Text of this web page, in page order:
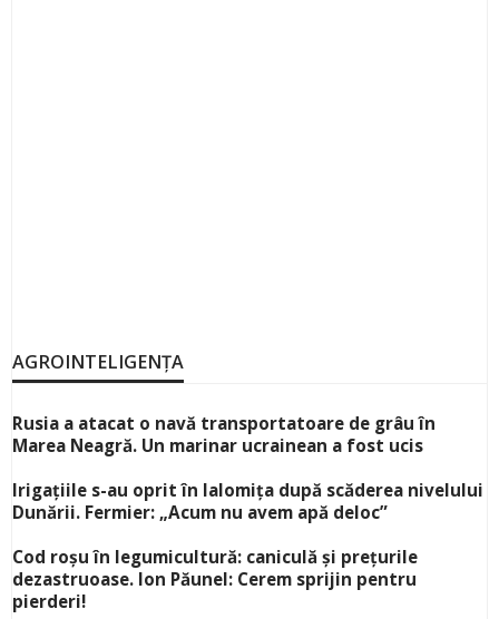
AGROINTELIGENȚA
Rusia a atacat o navă transportatoare de grâu în
Marea Neagră. Un marinar ucrainean a fost ucis
Irigațiile s-au oprit în Ialomița după scăderea nivelului
Dunării. Fermier: „Acum nu avem apă deloc”
Cod roșu în legumicultură: caniculă și prețurile
dezastruoase. Ion Păunel: Cerem sprijin pentru
pierderi!